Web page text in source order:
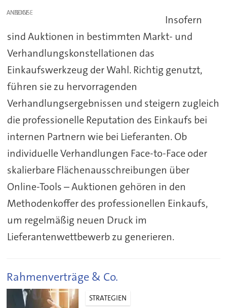
ANZEIGE
Insofern
sind Auktionen in bestimmten Markt- und
Verhandlungskonstellationen das
Einkaufswerkzeug der Wahl. Richtig genutzt,
führen sie zu hervorragenden
Verhandlungsergebnissen und steigern zugleich
die professionelle Reputation des Einkaufs bei
internen Partnern wie bei Lieferanten. Ob
individuelle Verhandlungen Face-to-Face oder
skalierbare Flächenausschreibungen über
Online-Tools – Auktionen gehören in den
Methodenkoffer des professionellen Einkaufs,
um regelmäßig neuen Druck im
Lieferantenwettbewerb zu generieren.
Rahmenverträge & Co.
STRATEGIEN